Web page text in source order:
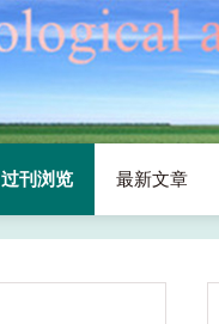
过刊浏览 最新文章